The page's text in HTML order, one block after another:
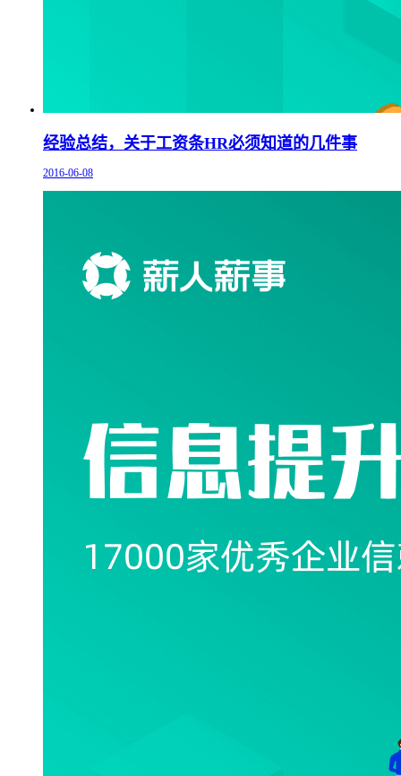
经验总结，关于工资条HR必须知道的几件事
2016-06-08